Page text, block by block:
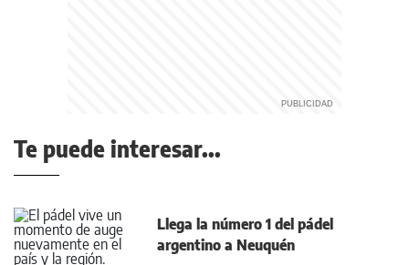
Te puede interesar...
Llega la número 1 del pádel
argentino a Neuquén